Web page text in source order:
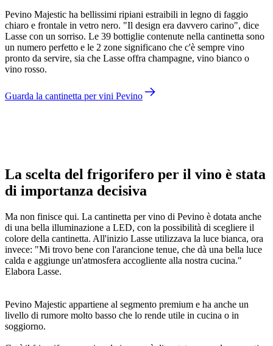
Pevino Majestic ha bellissimi ripiani estraibili in legno di faggio
chiaro e frontale in vetro nero. "Il design era davvero carino", dice
Lasse con un sorriso. Le 39 bottiglie contenute nella cantinetta sono
un numero perfetto e le 2 zone significano che c'è sempre vino
pronto da servire, sia che Lasse offra champagne, vino bianco o
vino rosso.
Guarda la cantinetta per vini Pevino
La scelta del frigorifero per il vino è stata
di importanza decisiva
Ma non finisce qui. La cantinetta per vino di Pevino è dotata anche
di una bella illuminazione a LED, con la possibilità di scegliere il
colore della cantinetta. All'inizio Lasse utilizzava la luce bianca, ora
invece: "Mi trovo bene con l'arancione tenue, che dà una bella luce
calda e aggiunge un'atmosfera accogliente alla nostra cucina."
Elabora Lasse.
Pevino Majestic appartiene al segmento premium e ha anche un
livello di rumore molto basso che lo rende utile in cucina o in
soggiorno.